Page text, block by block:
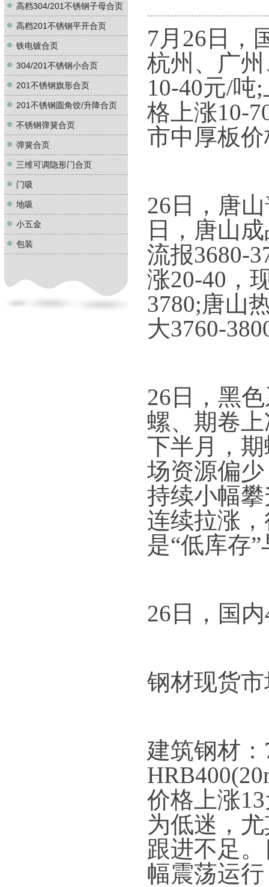
高档304/201不锈钢子母合页
高档201不锈钢平开合页
铁电镀合页
304/201不锈钢小合页
201不锈钢旗形合页
201不锈钢圆角饺/升降合页
不锈钢弹簧合页
弹簧合页
三维可调隐形门合页
门吸
地吸
小五金
包装
7月26日，
杭州、广
10-40元/吨
格上涨10-
市中厚板
26日，唐
日，唐山
流报3680-
涨20-40，
3780;唐山
大3760-
26日，黑
螺、期卷
下半月，
场资源偏
持续小幅
连续拉涨
是“低库存
26日，国
钢材现货
建筑钢材
价格上涨
为低迷，
跟进不足
幅震荡运